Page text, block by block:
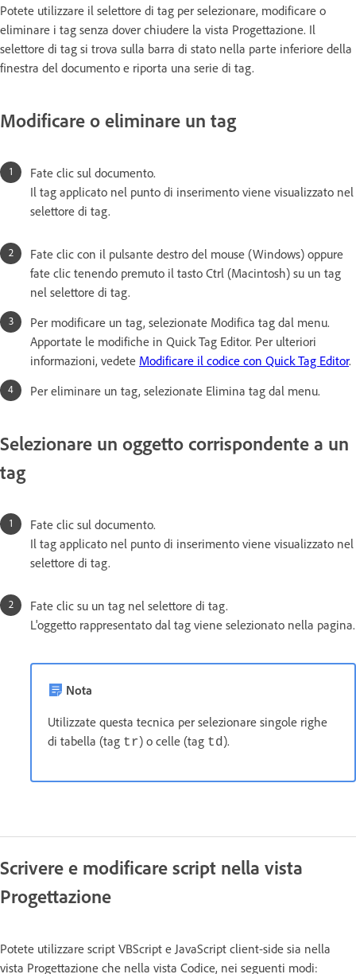
Potete utilizzare il selettore di tag per selezionare, modificare o
eliminare i tag senza dover chiudere la vista Progettazione. Il
selettore di tag si trova sulla barra di stato nella parte inferiore della
finestra del documento e riporta una serie di tag.
Modificare o eliminare un tag
Fate clic sul documento.
Il tag applicato nel punto di inserimento viene visualizzato nel
selettore di tag.
Fate clic con il pulsante destro del mouse (Windows) oppure
fate clic tenendo premuto il tasto Ctrl (Macintosh) su un tag
nel selettore di tag.
Per modificare un tag, selezionate Modifica tag dal menu.
Apportate le modifiche in Quick Tag Editor. Per ulteriori
informazioni, vedete Modificare il codice con Quick Tag Editor.
Per eliminare un tag, selezionate Elimina tag dal menu.
Selezionare un oggetto corrispondente a un
tag
Fate clic sul documento.
Il tag applicato nel punto di inserimento viene visualizzato nel
selettore di tag.
Fate clic su un tag nel selettore di tag.
L'oggetto rappresentato dal tag viene selezionato nella pagina.
Nota
Utilizzate questa tecnica per selezionare singole righe
di tabella (tag tr) o celle (tag td).
Scrivere e modificare script nella vista
Progettazione
Potete utilizzare script VBScript e JavaScript client-side sia nella
vista Progettazione che nella vista Codice, nei seguenti modi: